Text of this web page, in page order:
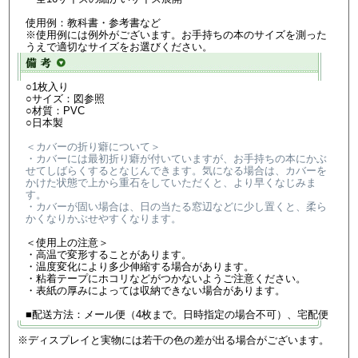
使用例：教科書・参考書など
※使用例には例外がございます。お手持ちの本のサイズを測った
うえで適切なサイズをお選びください。
○1枚入り
○サイズ：図参照
○材質：PVC
○日本製
＜カバーの折り癖について＞
・カバーには最初折り癖が付いていますが、お手持ちの本にかぶ
せてしばらくするとなじんできます。気になる場合は、カバーを
かけた状態で上から重石をしていただくと、より早くなじみま
す。
・カバーが固い場合は、日の当たる窓辺などに少し置くと、柔ら
かくなりかぶせやすくなります。
＜使用上の注意＞
・高温で変形することがあります。
・温度変化により多少伸縮する場合があります。
・粘着テープにホコリなどがつかないようご注意ください。
・表紙の厚みによっては収納できない場合があります。
■配送方法：メール便（4枚まで。日時指定の場合不可）、宅配便
※ディスプレイと実物には若干の色の差が出る場合がございます。